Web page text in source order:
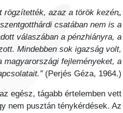
rögzítették, azaz a török kezén
csatában nem is a
válaszában a pénzhiányra, a
Mindebben sok igazság volt,
fejleményeket, a
(Perjés Géza, 1964.)
egész, tágabb értelemben vett
nem pusztán ténykérdések. Az